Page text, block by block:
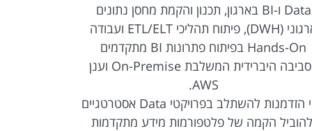
Data ו-BI בארגון, תכנון והקמת מחסן נתונים
ארגוני (DWH), פיתוח תהליכי ETL/ELT ועבודה
Hands-On בפיתוח פתרונות BI מתקדמים
בסביבה היברידית המשלבת On-Premise וענן
AWS.
זוהי הזדמנות להשתלב בפרויקטי Data אסטרטגיים
הקמה של פלטפורמות מידע מתקדמות